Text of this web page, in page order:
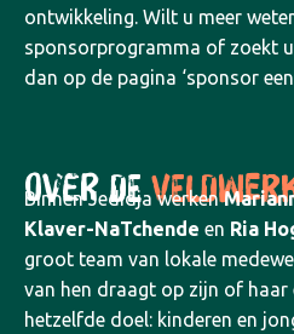
ontwikkeling. Wilt u meer
sponsorprogramma of zoekt
dan op de pagina ‘sponsor
OVER DE
Binnen Jedidja werken
Klaver-NaTchende en Ria
groot team van lokale
van hen draagt op zijn of haar
hetzelfde doel: kinderen en